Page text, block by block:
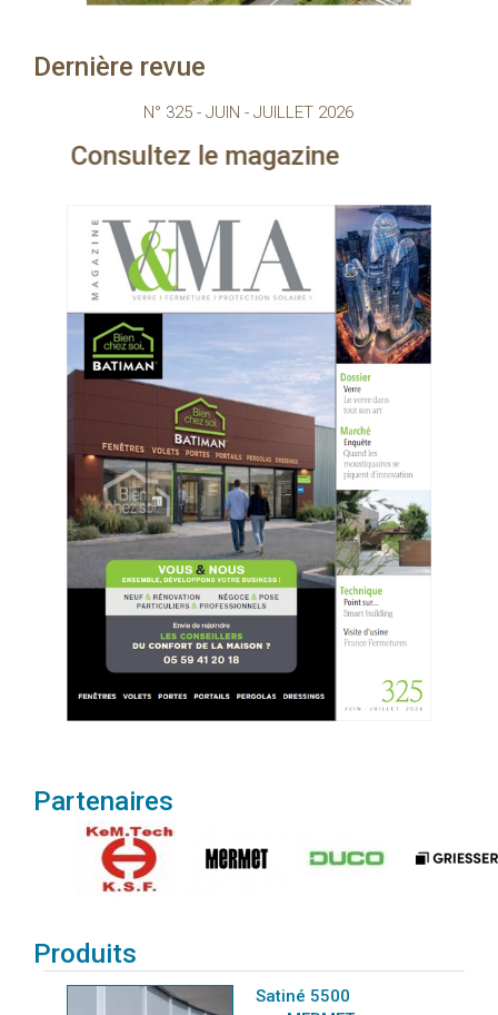
Dernière revue
N° 325 - JUIN - JUILLET 2026
le magazine
Partenaires
Produits
Satiné 5500